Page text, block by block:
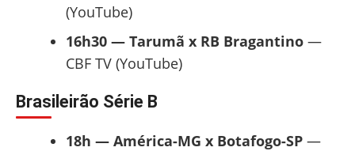
(YouTube)
16h30 — Tarumã x RB Bragantino—
CBF TV (YouTube)
Brasileirão Série B
18h — América-MG x Botafogo-SP—